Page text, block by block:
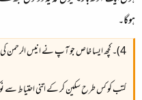
ہوگا۔
4)۔ کچھ ایسا خاص جو آپ نے انیس الرحمن کی شخصیت سے سیکھا یا سیکھنا چاہیں؟​
کتب کو کس طرح سکین کر کے اتنی احتیاط سے